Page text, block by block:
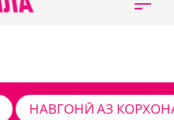
НАВГОНӢ АЗ